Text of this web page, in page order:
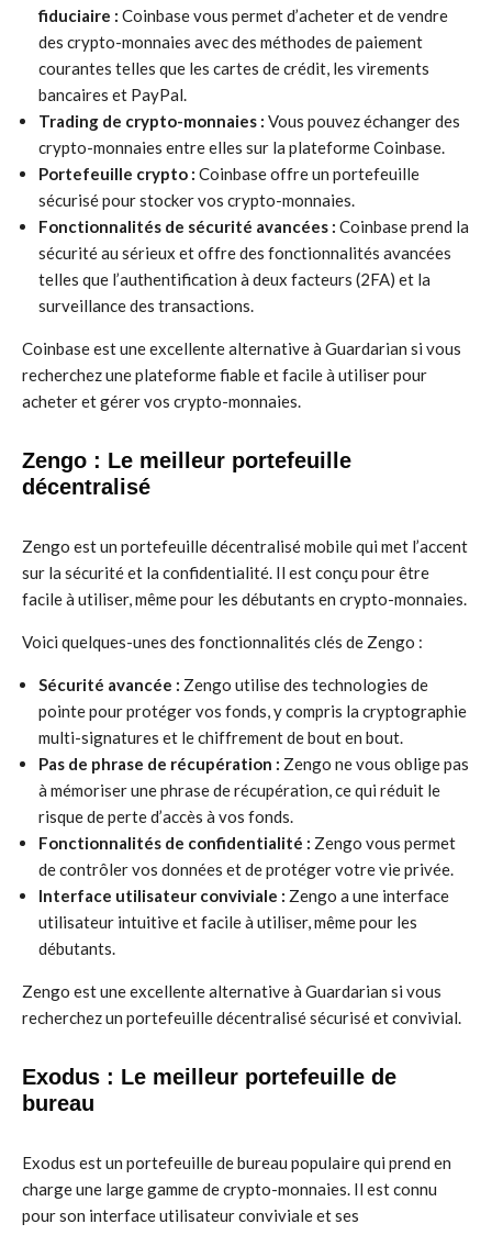
fiduciaire : Coinbase vous permet d’acheter et de vendre
des crypto-monnaies avec des méthodes de paiement
courantes telles que les cartes de crédit, les virements
bancaires et PayPal.
Trading de crypto-monnaies : Vous pouvez échanger des
crypto-monnaies entre elles sur la plateforme Coinbase.
Portefeuille crypto : Coinbase offre un portefeuille
sécurisé pour stocker vos crypto-monnaies.
Fonctionnalités de sécurité avancées : Coinbase prend la
sécurité au sérieux et offre des fonctionnalités avancées
telles que l’authentification à deux facteurs (2FA) et la
surveillance des transactions.
Coinbase est une excellente alternative à Guardarian si vous
recherchez une plateforme fiable et facile à utiliser pour
acheter et gérer vos crypto-monnaies.
Zengo : Le meilleur portefeuille
décentralisé
Zengo est un portefeuille décentralisé mobile qui met l’accent
sur la sécurité et la confidentialité. Il est conçu pour être
facile à utiliser, même pour les débutants en crypto-monnaies.
Voici quelques-unes des fonctionnalités clés de Zengo :
Sécurité avancée : Zengo utilise des technologies de
pointe pour protéger vos fonds, y compris la cryptographie
multi-signatures et le chiffrement de bout en bout.
Pas de phrase de récupération : Zengo ne vous oblige pas
à mémoriser une phrase de récupération, ce qui réduit le
risque de perte d’accès à vos fonds.
Fonctionnalités de confidentialité : Zengo vous permet
de contrôler vos données et de protéger votre vie privée.
Interface utilisateur conviviale : Zengo a une interface
utilisateur intuitive et facile à utiliser, même pour les
débutants.
Zengo est une excellente alternative à Guardarian si vous
recherchez un portefeuille décentralisé sécurisé et convivial.
Exodus : Le meilleur portefeuille de
bureau
Exodus est un portefeuille de bureau populaire qui prend en
charge une large gamme de crypto-monnaies. Il est connu
pour son interface utilisateur conviviale et ses